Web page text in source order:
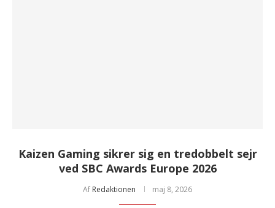
Kaizen Gaming sikrer sig en tredobbelt sejr
ved SBC Awards Europe 2026
Af Redaktionen maj 8, 2026